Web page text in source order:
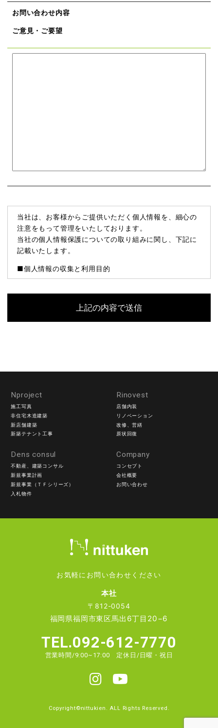
お問い合わせ内容
ご意見・ご要望
当社は、お客様からご提供いただく個人情報を、細心の
注意をもって管理をいたしております。
当社の個人情報保護についての取り組みに関し、下記に
記載いたします。
■個人情報の収集と利用目的
個人情報の収集を行います。
当社は個人情報保護に関する法令を遵守すると共に、お
■個人情報の第三者への開示や提供
当社は、ご提供いただいた個人情報については、以下の
いずれかに該当する場合を除き、いかなる第三者にも開
示・提供いたしません。
は対応をさせていただくためや、契約の責任を果たすた
め。
2）お客様の同意がある場合
3）お客様個人を判別できない状態で開示する場合
当社は、お客様の個人情報については適切・慎重に管理
■個人情報の変更・取り消し
お客様にご提供いただきました個人情報について、訂
正・削除の希望があった場合、お客様本人によるもので
あるあることが確認できた場合に限り、合理的な範囲で
■プライバシーポリシーの適用範囲
お客様自身の責任において個々のウェブサイトの個人情
Nproject
施工写真
非住宅木造建築
新店舗建築
新築テナント工事
Rinovest
店舗内装
リノベーション
改修、営繕
原状回復
Dens consul
不動産、建築コンサル
新規事業計画
新規事業（ＴＦシリーズ）
入札物件
Company
コンセプト
会社概要
お問い合わせ
お気軽にお問い合わせください
本社
〒812-0054
福岡県福岡市東区馬出6丁目20−6
TEL.092-612-7770
営業時間/9:00~17:00 定休日/日曜・祝日
Copyright©nittukien. ALL Rights Reserved.